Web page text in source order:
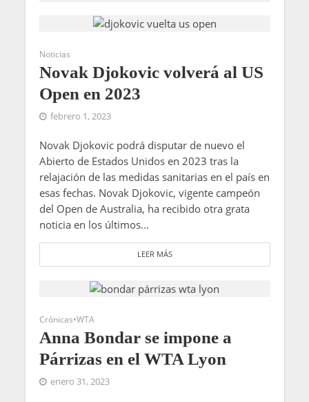
Noticias
Novak Djokovic volverá al US
Open en 2023
febrero 1, 2023
Novak Djokovic podrá disputar de nuevo el
Abierto de Estados Unidos en 2023 tras la
relajación de las medidas sanitarias en el país en
esas fechas. Novak Djokovic, vigente campeón
del Open de Australia, ha recibido otra grata
noticia en los últimos...
LEER MÁS
Crónicas•WTA
Anna Bondar se impone a
Párrizas en el WTA Lyon
enero 31, 2023